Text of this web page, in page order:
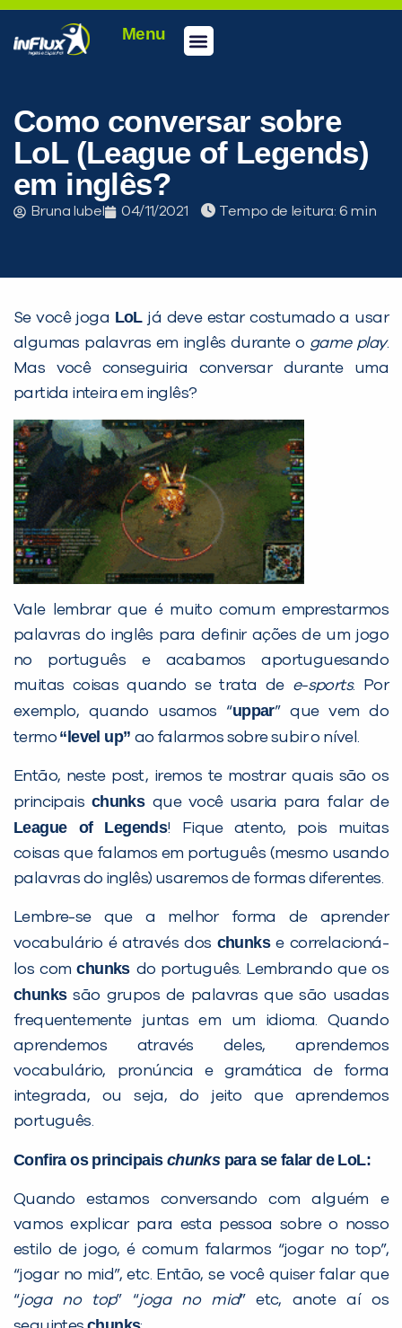
Menu
Como conversar sobre
LoL (League of Legends)
em inglês?
Bruna Iubel 04/11/2021 Tempo de leitura:
Se você joga LoLjá deve estar costumado a usar
algumas palavras em inglês durante o game play.
Mas você conseguiria conversar durante uma
partida inteira em inglês?
Vale lembrar que é muito comum emprestarmos
palavras do inglês para definir ações de um jogo
no português e acabamos aportuguesando
muitas coisas quando se trata de e-sports. Por
exemplo, quando usamos “uppar” que vem do
termo “level up” ao falarmos sobre subir o nível.
Então, neste post, iremos te mostrar quais são os
principais chunks que você usaria para falar de
League of Legends! Fique atento, pois muitas
coisas que falamos em português (mesmo usando
palavras do inglês) usaremos de formas diferentes.
Lembre-se que a melhor forma de aprender
vocabulário é através dos chunkse correlacioná-
los comchunks do português. Lembrando que os
chunkssão grupos de palavras que são usadas
frequentemente juntas em um idioma. Quando
aprendemos através deles, aprendemos
vocabulário, pronúncia e gramática de forma
integrada, ou seja, do jeito que aprendemos
português.
Confira os principais chunkspara se falar de LoL:
Quando estamos conversando com alguém e
vamos explicar para esta pessoa sobre o nosso
estilo de jogo, é comum falarmos “jogar no top”,
“jogar no mid”, etc. Então, se você quiser falar que
“joga no top” “joga no mid” etc, anote aí os
PEÇA UMA DEMONSTRAÇÃO DE MÉTODO
Desculpe!
Não encontramos nenhuma unidade
inFlux nesta cidade ou bairro que
você digitou.
já vamos te colocar em contato